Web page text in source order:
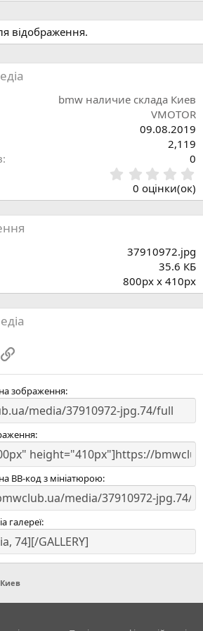
відображення.
bmw наличие склада Киев
VMOTOR
09.08.2019
2,119
0
0
0
а
(
)
0 оцінки(ок)
37910972.jpg
35.6 КБ
800px x 410px
Посилання
зображення
BB-код з мініатюрою
галереї